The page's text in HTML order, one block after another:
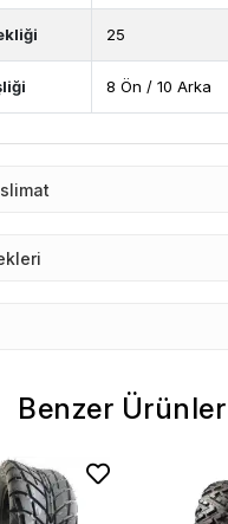
25
8 Ön / 10 Arka
Benzer Ürünler